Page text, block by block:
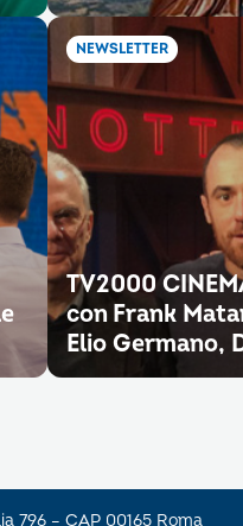
NEWSLETTER
TV2000
con Frank
Elio Germano,
796 – CAP 00165 Roma